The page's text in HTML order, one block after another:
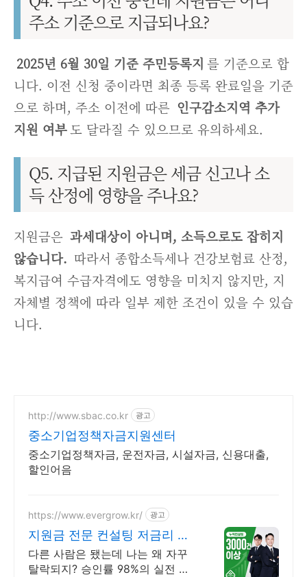
주소 기준으로 지급되나요?
2025년 6월 30일 기준 주민등록지 를 기준으로 합
니다. 이전 신청 중이라면 최종 등록 완료일을 기준
으로 하며, 주소 이전에 따른 인구감소지역 추가
지원 여부도 달라질 수 있으므로 유의하세요.
Q5. 지급된 지원금은 세금 신고나 소
득 산정에 영향을 주나요?
지원금은 과세대상이 아니며, 소득으로도 잡히지
않습니다. 따라서 종합소득세나 건강보험료 산정,
복지급여 수급자격에도 영향을 미치지 않지만, 지
자체별 정책에 따라 일부 제한 조건이 있을 수 있습
니다.
http://www.sbac.co.kr 광고
중소기업정책자금지원센터
중소기업정책자금, 운전자금, 시설자금, 신용대출,
할인어음
https://www.evergrow.kr/ 광고
지원금 전문 컨설팅 저금리 정
책자금 지금 신청
다른 사람은 됐는데 나는 왜 자꾸
탈락되지? 승인률 98%의 실전 노